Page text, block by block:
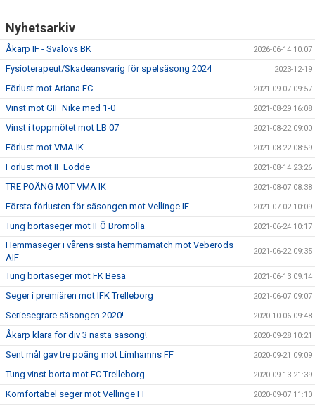
Nyhetsarkiv
Åkarp IF - Svalövs BK 2026-06-14 10:07
Fysioterapeut/Skadeansvarig för spelsäsong 2024 2023-12-19
Förlust mot Ariana FC 2021-09-07 09:57
Vinst mot GIF Nike med 1-0 2021-08-29 16:08
Vinst i toppmötet mot LB 07 2021-08-22 09:00
Förlust mot VMA IK 2021-08-22 08:59
Förlust mot IF Lödde 2021-08-14 23:26
TRE POÄNG MOT VMA IK 2021-08-07 08:38
Första förlusten för säsongen mot Vellinge IF 2021-07-02 10:09
Tung bortaseger mot IFÖ Bromölla 2021-06-24 10:17
Hemmaseger i vårens sista hemmamatch mot Veberöds
AIF
2021-06-22 09:35
Tung bortaseger mot FK Besa 2021-06-13 09:14
Seger i premiären mot IFK Trelleborg 2021-06-07 09:07
Seriesegrare säsongen 2020! 2020-10-06 09:48
Åkarp klara för div 3 nästa säsong! 2020-09-28 10:21
Sent mål gav tre poäng mot Limhamns FF 2020-09-21 09:09
Tung vinst borta mot FC Trelleborg 2020-09-13 21:39
Komfortabel seger mot Vellinge FF 2020-09-07 11:10